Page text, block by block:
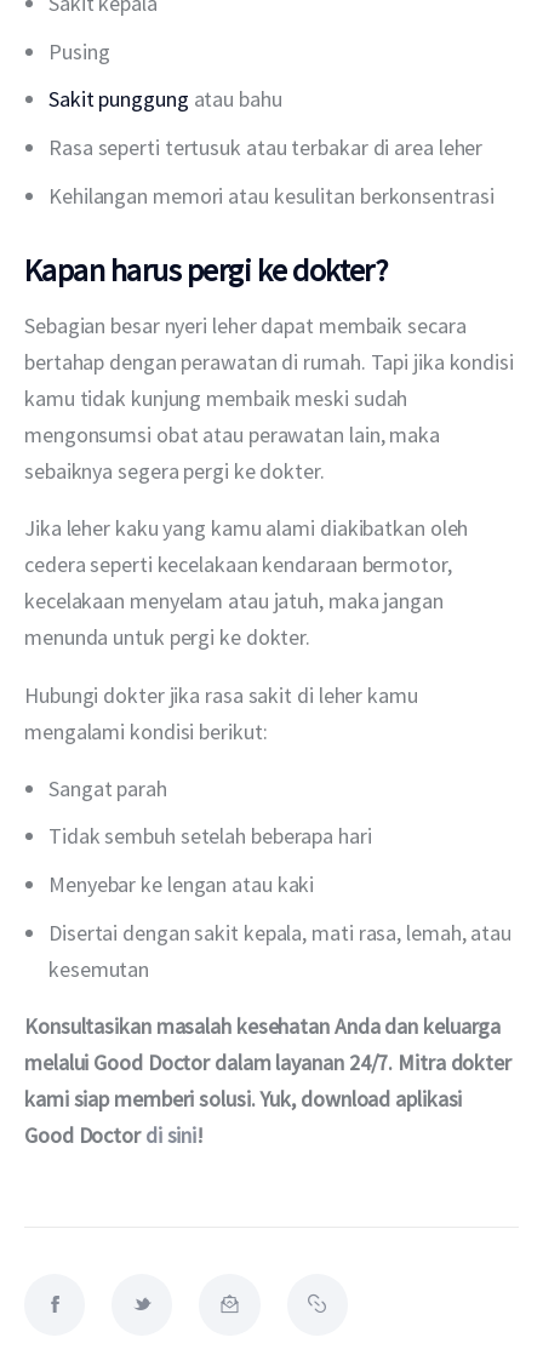
Pusing
Sakit punggung atau bahu
Rasa seperti tertusuk atau terbakar di area leher
Kehilangan memori atau kesulitan berkonsentrasi
Kapan harus pergi ke dokter?
Sebagian besar nyeri leher dapat membaik secara
bertahap dengan perawatan di rumah. Tapi jika kondisi
kamu tidak kunjung membaik meski sudah
mengonsumsi obat atau perawatan lain, maka
sebaiknya segera pergi ke dokter.
Jika leher kaku yang kamu alami diakibatkan oleh
cedera seperti kecelakaan kendaraan bermotor,
kecelakaan menyelam atau jatuh, maka jangan
menunda untuk pergi ke dokter.
Hubungi dokter jika rasa sakit di leher kamu
mengalami kondisi berikut:
Sangat parah
Tidak sembuh setelah beberapa hari
Menyebar ke lengan atau kaki
Disertai dengan sakit kepala, mati rasa, lemah, atau
kesemutan
Konsultasikan masalah kesehatan Anda dan keluarga
melalui Good Doctor dalam layanan 24/7. Mitra dokter
kami siap memberi solusi. Yuk, download aplikasi
Good Doctor di sini!